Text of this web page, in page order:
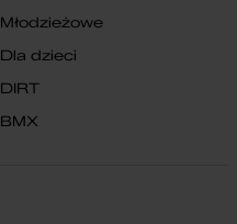
Młodzieżowe
Dla dzieci
DIRT
BMX